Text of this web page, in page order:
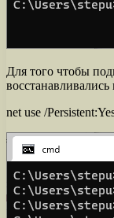
Для того чтобы
net use /